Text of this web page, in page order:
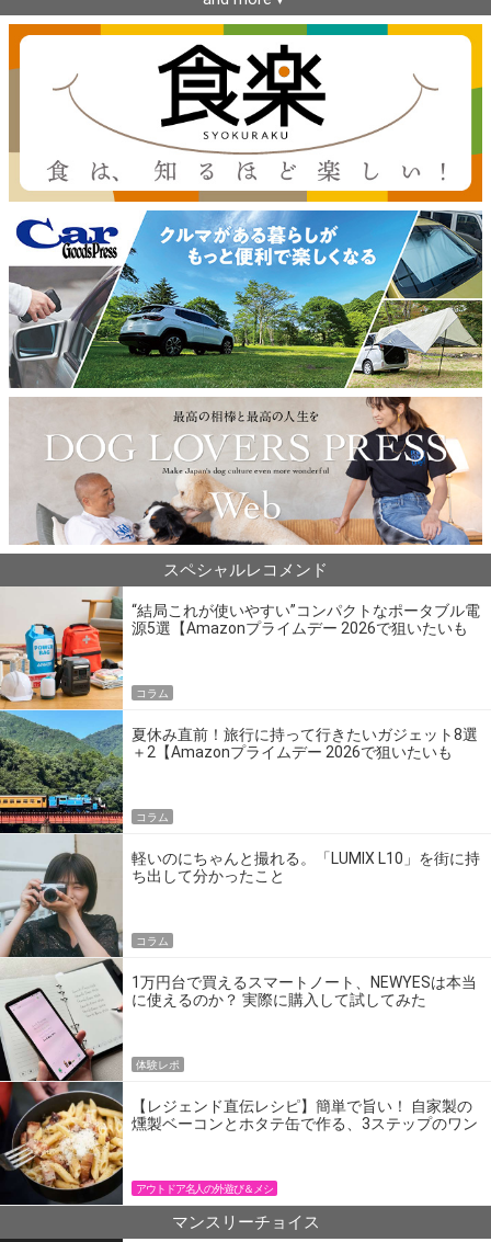
スペシャルレコメンド
“結局これが使いやすい”コンパクトなポータブル電
源5選【Amazonプライムデー 2026で狙いたいも
コラム
夏休み直前！旅行に持って行きたいガジェット8選
＋2【Amazonプライムデー 2026で狙いたいも
コラム
軽いのにちゃんと撮れる。「LUMIX L10」を街に持
ち出して分かったこと
コラム
1万円台で買えるスマートノート、NEWYESは本当
に使えるのか？ 実際に購入して試してみた
体験レポ
【レジェンド直伝レシピ】簡単で旨い！ 自家製の
燻製ベーコンとホタテ缶で作る、3ステップのワン
アウトドア名人の外遊び＆メシ
マンスリーチョイス